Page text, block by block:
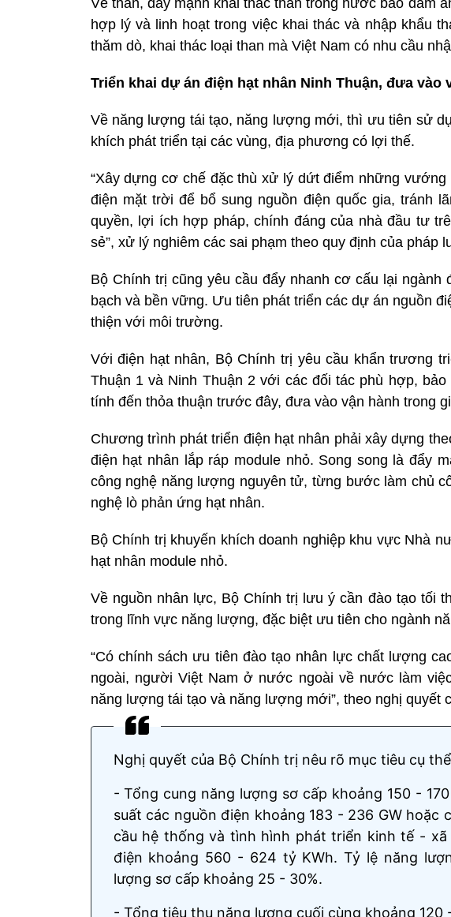
hợp lý và linh hoạt trong việc khai thác và nhập khẩu
thăm dò, khai thác loại than mà Việt Nam có nhu cầu
Triển khai dự án điện hạt nhân Ninh Thuận, đưa vào
Về năng lượng tái tạo, năng lượng mới, thì ưu tiên sử
khích phát triển tại các vùng, địa phương có lợi thế.
“Xây dựng cơ chế đặc thù xử lý dứt điểm những
điện mặt trời để bổ sung nguồn điện quốc gia, tránh
quyền, lợi ích hợp pháp, chính đáng của nhà đầu tư
sẻ”, xử lý nghiêm các sai phạm theo quy định của pháp
Bộ Chính trị cũng yêu cầu đẩy nhanh cơ cấu lại ngành
bạch và bền vững. Ưu tiên phát triển các dự án nguồn
thiện với môi trường.
Với điện hạt nhân, Bộ Chính trị yêu cầu khẩn trương
Thuận 1 và Ninh Thuận 2 với các đối tác phù hợp,
tính đến thỏa thuận trước đây, đưa vào vận hành trong
Chương trình phát triển điện hạt nhân phải xây dựng
điện hạt nhân lắp ráp module nhỏ. Song song là đẩy
công nghệ năng lượng nguyên tử, từng bước làm chủ
nghệ lò phản ứng hạt nhân.
Bộ Chính trị khuyến khích doanh nghiệp khu vực Nhà
hạt nhân module nhỏ.
Về nguồn nhân lực, Bộ Chính trị lưu ý cần đào tạo tối
trong lĩnh vực năng lượng, đặc biệt ưu tiên cho ngành
“Có chính sách ưu tiên đào tạo nhân lực chất lượng
ngoài, người Việt Nam ở nước ngoài về nước làm
năng lượng tái tạo và năng lượng mới”, theo nghị quyết
Nghị quyết của Bộ Chính trị nêu rõ mục tiêu cụ
- Tổng cung năng lượng sơ cấp khoảng 150 -
suất các nguồn điện khoảng 183 - 236 GW
cầu hệ thống và tình hình phát triển kinh tế -
điện khoảng 560 - 624 tỷ KWh. Tỷ lệ năng
lượng sơ cấp khoảng 25 - 30%.
- Tổng tiêu thụ năng lượng cuối cùng khoảng 120